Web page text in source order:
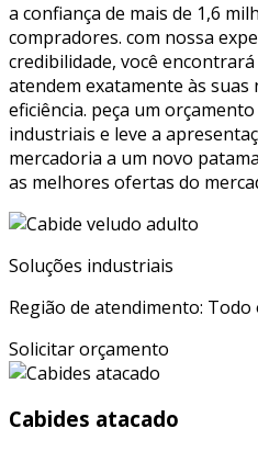
a confiança de mais de 1,6
compradores. com nossa
credibilidade, você
atendem exatamente às suas
eficiência. peça um
industriais e leve a
mercadoria a um novo
as melhores ofertas do
Soluções industriais
Região de atendimento: Todo
Solicitar orçamento
Cabides atacado